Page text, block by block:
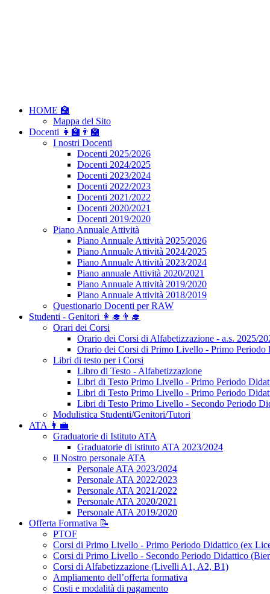
HOME 🏫
Mappa del Sito
Docenti 👩‍🏫👨‍🏫
I nostri Docenti
Docenti 2025/2026
Docenti 2024/2025
Docenti 2023/2024
Docenti 2022/2023
Docenti 2021/2022
Docenti 2020/2021
Docenti 2019/2020
Piano Annuale Attività
Piano Annuale Attività 2025/2026
Piano Annuale Attività 2024/2025
Piano Annuale Attività 2023/2024
Piano annuale Attività 2020/2021
Piano Annuale Attività 2019/2020
Piano Annuale Attività 2018/2019
Questionario Docenti per RAW
Studenti - Genitori 👩‍🎓👨‍🎓
Orari dei Corsi
Orario dei Corsi di Alfabetizzazione - a.s. 2025/
Orario dei Corsi di Primo Livello - Primo Periodo
Libri di testo per i Corsi
Libro di Testo - Alfabetizzazione
Libri di Testo Primo Livello - Primo Periodo
Libri di Testo Primo Livello - Primo Periodo
Libri di Testo Primo Livello - Secondo Periodo
Modulistica Studenti/Genitori/Tutori
ATA 👩‍💼
Graduatorie di Istituto ATA
Graduatorie di istituto ATA 2023/2024
Il Nostro personale ATA
Personale ATA 2023/2024
Personale ATA 2022/2023
Personale ATA 2021/2022
Personale ATA 2020/2021
Personale ATA 2019/2020
Offerta Formativa 📝
PTOF
Corsi di Primo Livello - Primo Periodo Didattico (ex
Corsi di Primo Livello - Secondo Periodo Didattico
Corsi di Alfabetizzazione (Livelli A1, A2, B1)
Ampliamento dell’offerta formativa
Costi e modalità di pagamento